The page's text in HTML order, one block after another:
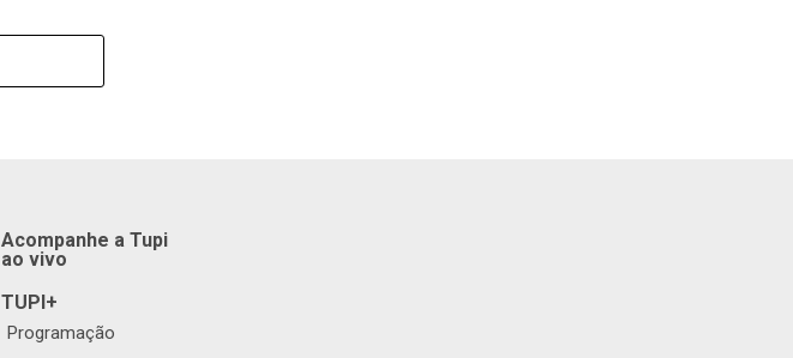
Acompanhe a Tupi
ao vivo
TUPI+
Programação